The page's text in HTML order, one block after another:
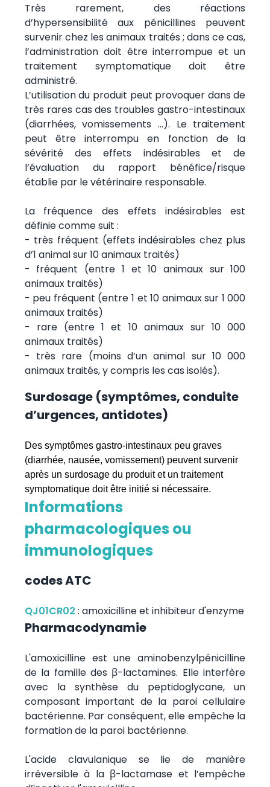
Très rarement, des réactions
d’hypersensibilité aux pénicillines peuvent
survenir chez les animaux traités ; dans ce cas,
l’administration doit être interrompue et un
traitement symptomatique doit être
administré.
L’utilisation du produit peut provoquer dans de
très rares cas des troubles gastro-intestinaux
(diarrhées, vomissements …). Le traitement
peut être interrompu en fonction de la
sévérité des effets indésirables et de
l’évaluation du rapport bénéfice/risque
établie par le vétérinaire responsable.
La fréquence des effets indésirables est
définie comme suit :
- très fréquent (effets indésirables chez plus
d’1 animal sur 10 animaux traités)
- fréquent (entre 1 et 10 animaux sur 100
animaux traités)
- peu fréquent (entre 1 et 10 animaux sur 1 000
animaux traités)
- rare (entre 1 et 10 animaux sur 10 000
animaux traités)
- très rare (moins d’un animal sur 10 000
animaux traités, y compris les cas isolés).
Surdosage (symptômes, conduite
d’urgences, antidotes)
Des symptômes gastro-intestinaux peu graves
(diarrhée, nausée, vomissement) peuvent survenir
après un surdosage du produit et un traitement
symptomatique doit être initié si nécessaire.
Informations
pharmacologiques ou
immunologiques
codes ATC
QJ01CR02 : amoxicilline et inhibiteur d'enzyme
Pharmacodynamie
L'amoxicilline est une aminobenzylpénicilline
de la famille des β-lactamines. Elle interfère
avec la synthèse du peptidoglycane, un
composant important de la paroi cellulaire
bactérienne. Par conséquent, elle empêche la
formation de la paroi bactérienne.
L'acide clavulanique se lie de manière
irréversible à la β-lactamase et l’empêche